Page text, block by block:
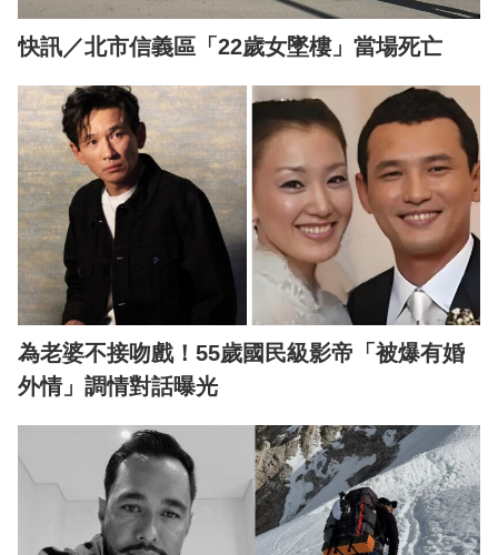
快訊／北市信義區「22歲女墜樓」當場死亡
為老婆不接吻戲！55歲國民級影帝「被爆有婚
外情」調情對話曝光